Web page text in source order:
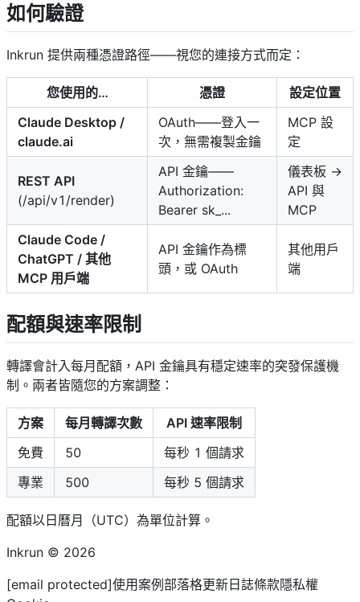
如何驗證
Inkrun 提供兩種憑證路徑——視您的連接方式而定：
您使用的… 憑證
設定位置
Claude Desktop /
claude.ai
OAuth——登入一
次，無需複製金鑰
MCP 設
定
REST API
(/api/v1/render)
API 金鑰——
Authorization:
Bearer sk_...
儀表板 →
API 與
MCP
Claude Code /
ChatGPT / 其他
MCP 用戶端
API 金鑰作為標
頭，或 OAuth
其他用戶
端
配額與速率限制
轉譯會計入每月配額，API 金鑰具有穩定速率的突發保護機
制。兩者皆隨您的方案調整：
方案 每月轉譯次數
API 速率限制
免費
50
每秒 1 個請求
專業
500 每秒 5 個請求
配額以日曆月（UTC）為單位計算。
Inkrun © 2026
[email protected]使用案例部落格更新日誌條款隱私權